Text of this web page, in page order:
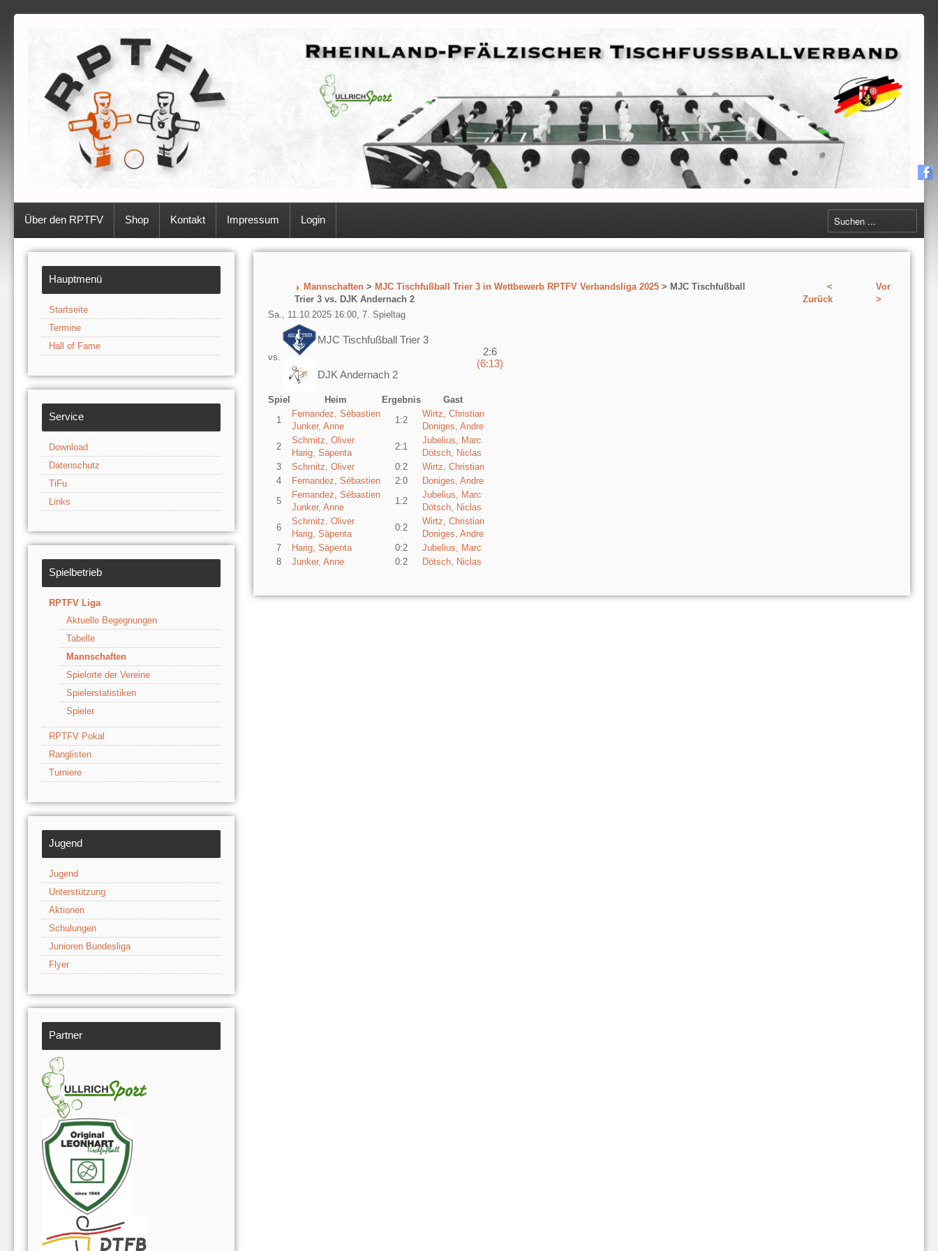
Über den RPTFV Shop Kontakt Impressum Login
Hauptmenü
Startseite
Termine
Hall of Fame
Service
Download
Datenschutz
TiFu
Links
Spielbetrieb
RPTFV Liga
Aktuelle Begegnungen
Tabelle
Mannschaften
Spielorte der Vereine
Spielerstatistiken
Spieler
RPTFV Pokal
Ranglisten
Turniere
Jugend
Jugend
Unterstützung
Aktionen
Schulungen
Junioren Bundesliga
Flyer
Partner
Mannschaften> MJC Tischfußball Trier 3 in Wettbewerb RPTFV Verbandsliga 2025> MJC Tischfußball
Trier 3 vs. DJK Andernach 2
<
Zurück
Vor
>
Sa., 11.10.2025 16:00, 7. Spieltag
vs.
MJC Tischfußball Trier 3
DJK Andernach 2
2:6
(6:13)
Spiel Heim Ergebnis
Gast
1
Fernandez, Sébastien
Junker, Anne
1:2
Wirtz, Christian
Doniges, Andre
2
Schmitz, Oliver
Harig, Säpenta
2:1
Jubelius, Marc
Dötsch, Niclas
3
Schmitz, Oliver 0:2
Wirtz, Christian
4
Fernandez, Sébastien 2:0
Doniges, Andre
5
Fernandez, Sébastien
Junker, Anne
1:2
Jubelius, Marc
Dötsch, Niclas
6
Schmitz, Oliver
Harig, Säpenta
0:2
Wirtz, Christian
Doniges, Andre
7
Harig, Säpenta 0:2
Jubelius, Marc
8
Junker, Anne 0:2 Dötsch, Niclas